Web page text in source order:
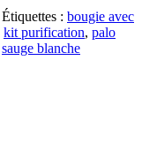
Étiquettes : bougie avec
kit purification, palo
sauge blanche